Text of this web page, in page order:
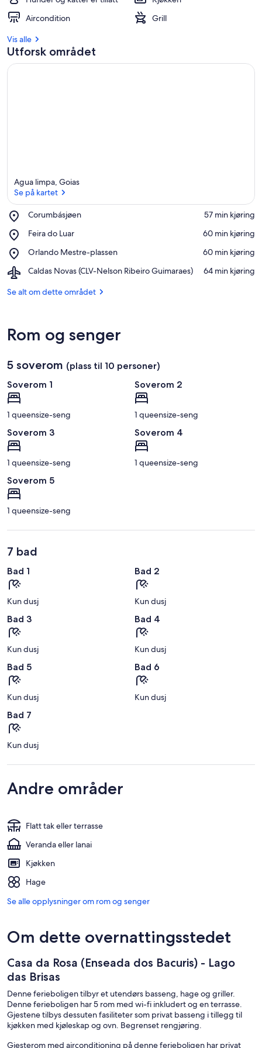
Aircondition
Grill
Vis alle
Utforsk området
Agua limpa, Goias
Se på kartet
Corumbásjøen
Place,
‪57 min kjøring‬
Feira do Luar
Place,
do
‪60 min kjøring‬
Orlando Mestre-plassen
Place,
Mestre-
‪60 min kjøring‬
Caldas Novas (CLV-Nelson Ribeiro Guimaraes)
Airport,
Novas
Guimaraes)
‪64 min kjøring‬
Se alt om dette området
Rom og senger
5 soverom (plass til 10 personer)
Soverom 1
1 queensize-seng
Soverom 2
1 queensize-seng
Soverom 3
1 queensize-seng
Soverom 4
1 queensize-seng
Soverom 5
1 queensize-seng
7 bad
Bad 1
Kun dusj
Bad 2
Kun dusj
Bad 3
Kun dusj
Bad 4
Kun dusj
Bad 5
Kun dusj
Bad 6
Kun dusj
Bad 7
Kun dusj
Andre områder
Flatt tak eller terrasse
Veranda eller lanai
Kjøkken
Hage
Se alle opplysninger om rom og senger
Om dette overnattingsstedet
Casa da Rosa (Enseada dos Bacuris) - Lago
das Brisas
Denne ferieboligen tilbyr et utendørs basseng, hage og griller.
Denne ferieboligen har 5 rom med wi-fi inkludert og en terrasse.
Gjestene tilbys dessuten fasiliteter som privat basseng i tillegg til
kjøkken med kjøleskap og ovn. Begrenset rengjøring.
Gjesterom med airconditioning på denne ferieboligen har privat